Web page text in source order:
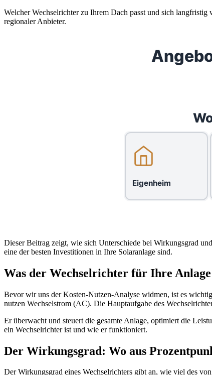
Welcher Wechselrichter zu Ihrem Dach passt und sich
regionaler Anbieter.
Eigenheim
Dieser Beitrag zeigt, wie sich Unterschiede bei Wirkungsgrad
eine der besten Investitionen in Ihre Solaranlage sind.
Was der Wechselrichter für Ihre
Bevor wir uns der Kosten-Nutzen-Analyse widmen, ist es
nutzen Wechselstrom (AC). Die Hauptaufgabe des
Er überwacht und steuert die gesamte Anlage, optimiert die
ein Wechselrichter ist und wie er funktioniert.
Der Wirkungsgrad: Wo aus
Der Wirkungsgrad eines Wechselrichters gibt an, wie viel des